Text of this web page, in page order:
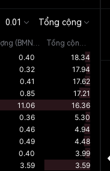
0.01 Tổng cộng
( BMNRON ) Tổng cộng (BMNRON)